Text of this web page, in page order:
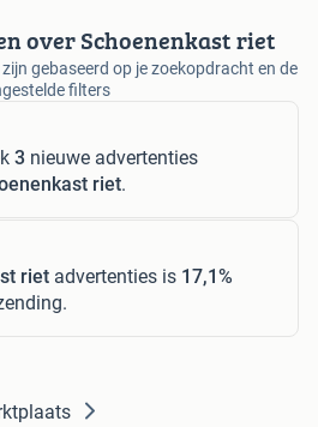
over Schoenenkast riet
gebaseerd op je zoekopdracht en de
filters
3 nieuwe advertenties
riet.
riet advertenties is 17,1%